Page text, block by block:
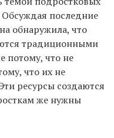
последние
обнаружила, что
традиционными
потому, что не
что их не
ресурсы создаются
же нужны